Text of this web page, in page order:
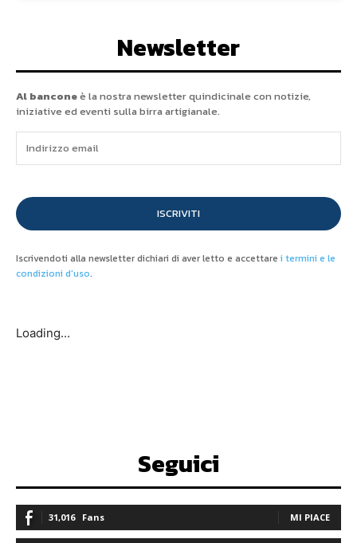
Newsletter
Al banconeè la nostra newsletter quindicinale con notizie,
iniziative ed eventi sulla birra artigianale.
ISCRIVITI
Iscrivendoti alla newsletter dichiari di aver letto e accettare i termini e le
condizioni d'uso.
Loading...
Seguici
31,016 Fans MI PIACE